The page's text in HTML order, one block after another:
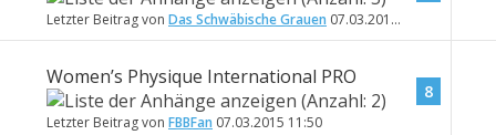
Letzter Beitrag von Das Schwäbische Grauen 07.03.2015
Women’s Physique International PRO
Letzter Beitrag von FBBFan 07.03.2015 11:50
8